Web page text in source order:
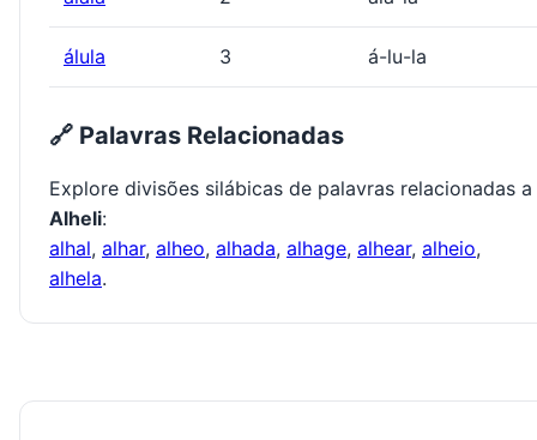
álula 3 á-lu-la
🔗 Palavras Relacionadas
Explore divisões silábicas de palavras relacionadas a
Alheli:
alhal, alhar, alheo, alhada, alhage, alhear, alheio,
alhela.